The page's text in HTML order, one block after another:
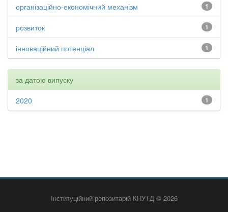
1
організаційно-економічний механізм
1
розвиток
1
інноваційний потенціал
за датою випуску
1
2020
Інституційний репозитарій КНУТД © 2026